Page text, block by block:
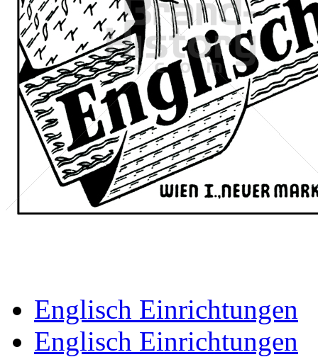
Englisch Einrichtungen
Englisch Einrichtungen